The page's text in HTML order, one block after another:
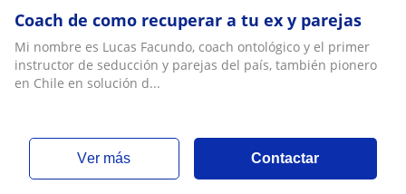
Coach de como recuperar a tu ex y parejas
Mi nombre es Lucas Facundo, coach ontológico y el primer
instructor de seducción y parejas del país, también pionero
en Chile en solución d...
ver más Contactar